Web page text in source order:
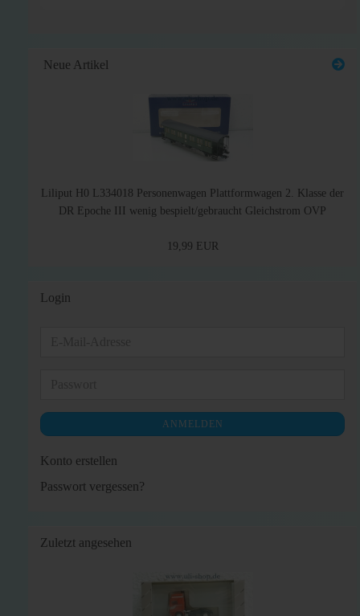
Neue Artikel
Liliput H0 L334018 Personenwagen Plattformwagen 2. Klasse der
DR Epoche III wenig bespielt/gebraucht Gleichstrom OVP
19,99 EUR
Login
ANMELDEN
Konto erstellen
Passwort vergessen?
Zuletzt angesehen